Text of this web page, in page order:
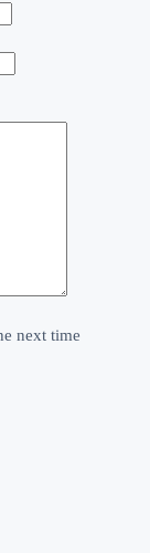
next time